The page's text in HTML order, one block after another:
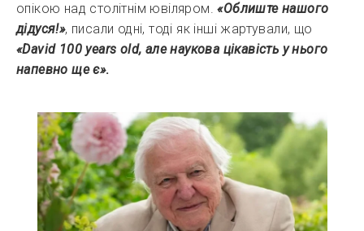
опікою над столітнім ювіляром.«Облиште нашого
дідуся!», писали одні, тоді як інші жартували, що
«David 100 years old, але наукова цікавість у нього
напевно ще є».